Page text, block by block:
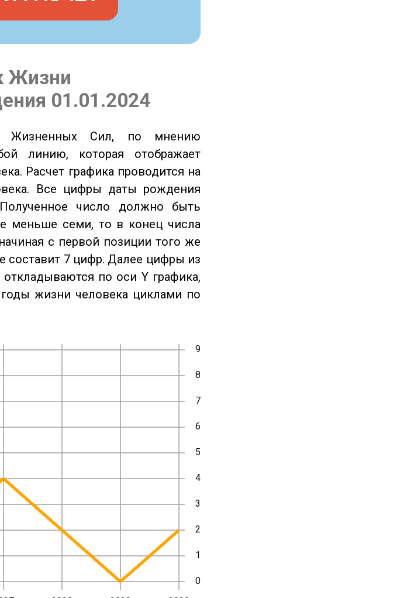
Жизни
01.01.2024
Жизненных Сил, по мнению
линию, которая отображает
Расчет графика проводится на
Все цифры даты рождения
число должно быть
меньше семи, то в конец числа
с первой позиции того же
составит 7 цифр. Далее цифры из
по оси Y графика,
жизни человека циклами по